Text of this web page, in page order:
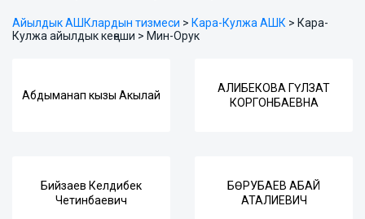
Айылдык АШКлардын тизмеси > Кара-Кулжа АШК > Кара-
Кулжа айылдык кеңеши > Мин-Орук
Абдыманап кызы Акылай
АЛИБЕКОВА ГҮЛЗАТ
КОРГОНБАЕВНА
Бийзаев Келдибек
Четинбаевич
БӨРУБАЕВ АБАЙ
АТАЛИЕВИЧ